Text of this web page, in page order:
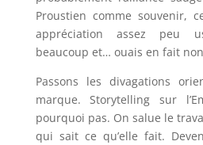
Proustien comme souvenir,
appréciation assez peu
beaucoup et… ouais en fait
Passons les divagations
marque. Storytelling sur
pourquoi pas. On salue le
qui sait ce qu’elle fait.